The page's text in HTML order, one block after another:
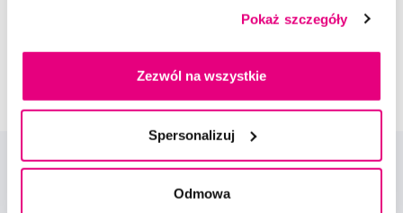
Pokaż szczegóły
Zezwól na wszystkie
Spersonalizuj
Odmowa